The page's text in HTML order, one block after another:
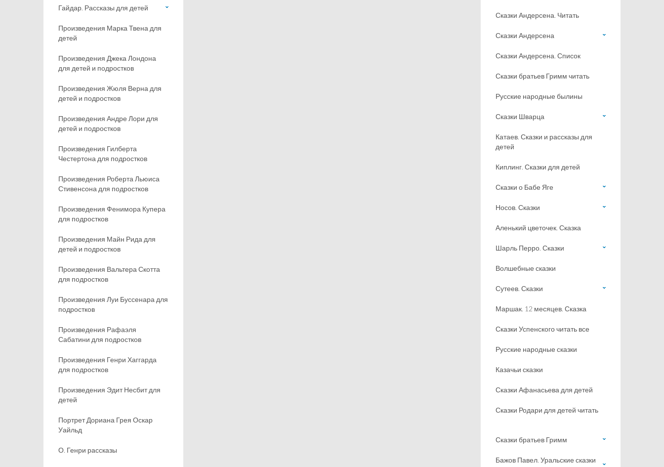
Гайдар. Рассказы для детей
Произведения Марка Твена для
детей
Произведения Джека Лондона
для детей и подростков
Произведения Жюля Верна для
детей и подростков
Произведения Андре Лори для
детей и подростков
Произведения Гилберта
Честертона для подростков
Произведения Роберта Льюиса
Стивенсона для подростков
Произведения Фенимора Купера
для подростков
Произведения Майн Рида для
детей и подростков
Произведения Вальтера Скотта
для подростков
Произведения Луи Буссенара для
подростков
Произведения Рафаэля
Сабатини для подростков
Произведения Генри Хаггарда
для подростков
Произведения Эдит Несбит для
детей
Портрет Дориана Грея Оскар
Уайльд
О. Генри рассказы
Сказки Андерсена. Читать
Сказки Андерсена
Сказки Андерсена. Список
Сказки братьев Гримм читать
Русские народные былины
Сказки Шварца
Катаев. Сказки и рассказы для
детей
Киплинг. Сказки для детей
Сказки о Бабе Яге
Носов. Сказки
Аленький цветочек. Сказка
Шарль Перро. Сказки
Волшебные сказки
Сутеев. Сказки
Маршак. 12 месяцев. Сказка
Сказки Успенского читать все
Русские народные сказки
Казачьи сказки
Сказки Афанасьева для детей
Сказки Родари для детей читать
Сказки братьев Гримм
Бажов Павел. Уральские сказки